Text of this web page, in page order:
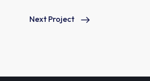
Next Project